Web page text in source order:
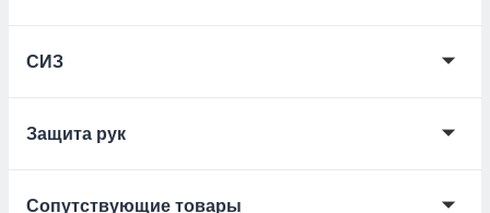
СИЗ 🞃
Защита рук 🞃
Сопутствующие товары 🞃